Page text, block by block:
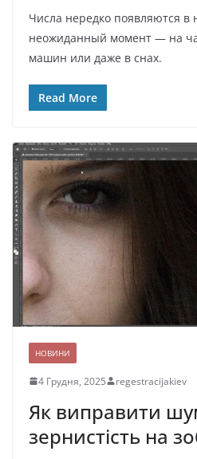
Числа нередко появляются
неожиданный момент — на
машин или даже в снах.
Read More
НОВИНИ
4 Грудня, 2025 regestracijakiev
Як виправити
зернистість на